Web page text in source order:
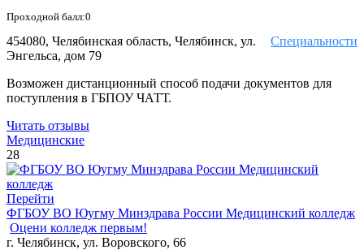
Проходной балл:0
Специальности
454080, Челябинская область, Челябинск, ул.
Энгельса, дом 79
Возможен дистанционный способ подачи документов для
поступления в ГБПОУ ЧАТТ.
Читать отзывы
Медицинские
28
Перейти
ФГБОУ ВО Юугму Минздрава России Медицинский колледж
Оцени колледж первым!
г. Челябинск, ул. Воровского, 66